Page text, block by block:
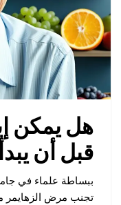
هل يمكن
قبل أن
ببساطة علماء في
تجنب مرض الزهايمر